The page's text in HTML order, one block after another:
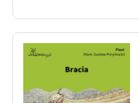
O nas
Kontakt
Zespół